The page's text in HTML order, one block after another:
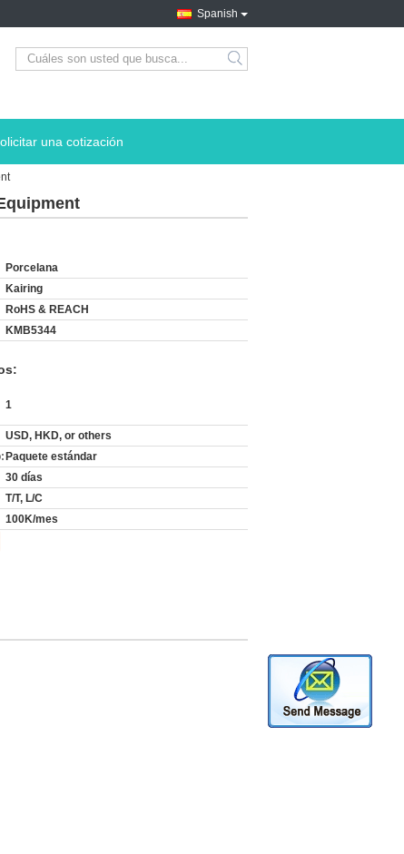
Spanish
search
una cotización
Porcelana
Kairing
RoHS & REACH
KMB5344
1
USD, HKD, or others
Paquete estándar
30 días
T/T, L/C
100K/mes